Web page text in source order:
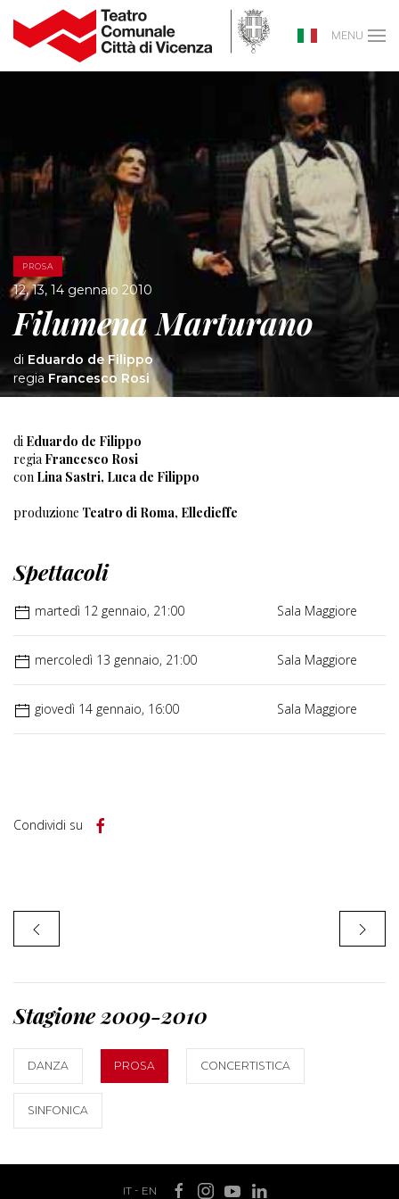
MENU
PROSA
12, 13, 14 gennaio 2010
Filumena Marturano
di Eduardo de Filippo
regia Francesco Rosi
di Eduardo de Filippo
regia Francesco Rosi
con Lina Sastri, Luca de Filippo
produzione Teatro di Roma, Elledieffe
Spettacoli
martedì 12 gennaio, 21:00 Sala Maggiore
mercoledì 13 gennaio, 21:00 Sala Maggiore
giovedì 14 gennaio, 16:00 Sala Maggiore
Condividi su
Stagione 2009-2010
DANZA PROSA CONCERTISTICA
SINFONICA
IT- EN